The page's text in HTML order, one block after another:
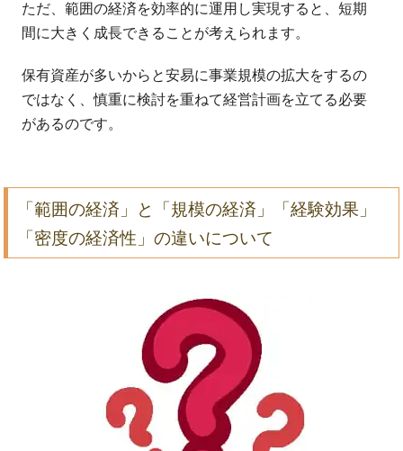
ただ、範囲の経済を効率的に運用し実現すると、短期
間に大きく成長できることが考えられます。
保有資産が多いからと安易に事業規模の拡大をするの
ではなく、慎重に検討を重ねて経営計画を立てる必要
があるのです。
「範囲の経済」と「規模の経済」「経験効果」
「密度の経済性」の違いについて